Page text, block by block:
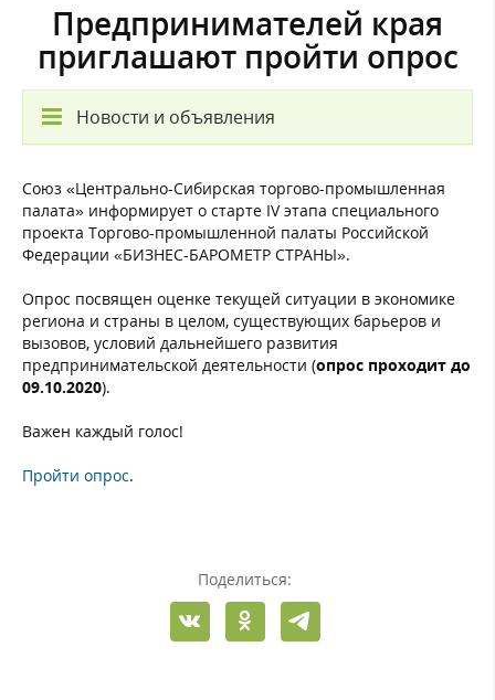
Предпринимателей края
приглашают пройти опрос
Новости и объявления
Союз «Центрально-Сибирская торгово-промышленная
палата» информирует о старте IV этапа специального
проекта Торгово-промышленной палаты Российской
Федерации «БИЗНЕС-БАРОМЕТР СТРАНЫ».
Опрос посвящен оценке текущей ситуации в экономике
региона и страны в целом, существующих барьеров и
вызовов, условий дальнейшего развития
предпринимательской деятельности (опрос проходит до
09.10.2020).
Важен каждый голос!
Пройти опрос.
Поделиться: